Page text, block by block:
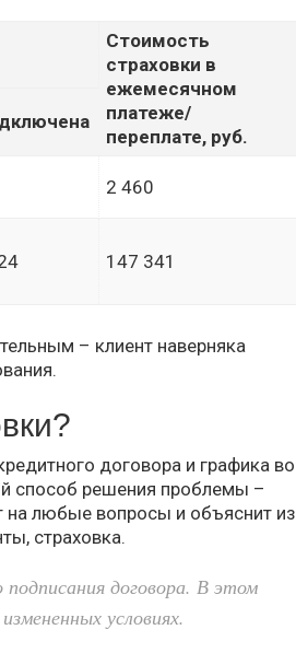
Стоимость
страховки в
ежемесячном
платеже/
переплате, руб.
2 460
147 341
– клиент наверняка
договора и графика во
способ решения проблемы –
на любые вопросы и объяснит из
страховка.
договора. В этом
условиях.